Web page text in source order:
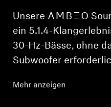
Unsere -AMBEO-
ein 5.1.4-
30-Hz-Bässe, ohne
Subwoofer
Mehr anzeigen